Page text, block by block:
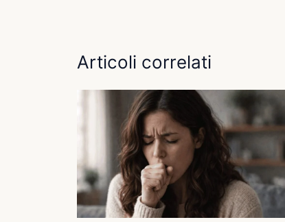
Articoli correlati